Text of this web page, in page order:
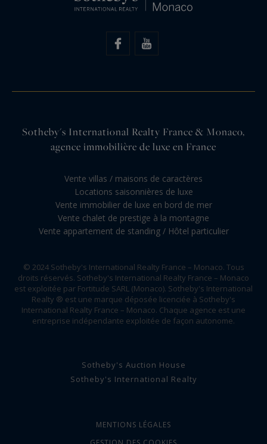
Sotheby's International Realty France & Monaco,
agence immobilière de luxe en France
Vente villas / maisons de caractères
Locations saisonnières de luxe
Vente immobilier de luxe en bord de mer
Vente chalet de prestige à la montagne
Vente appartement de standing / Hôtel particulier
© 2024 Sotheby's International Realty France – Monaco. Tous
droits réservés. Sotheby's International Realty France – Monaco
est exploitée par Fortitude SARL (Monaco). Sotheby's International
Realty ® est une marque déposée licenciée à Sotheby's
International Realty France – Monaco. Chaque agence est une
entreprise indépendante exploitée de façon autonome.
Sotheby's Auction House
Sotheby's International Realty
MENTIONS LÉGALES